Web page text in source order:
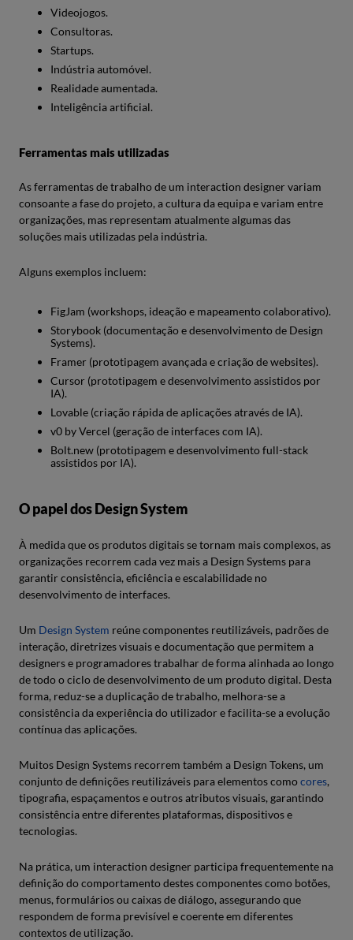
Videojogos.
Consultoras.
Startups.
Indústria automóvel.
Realidade aumentada.
Inteligência artificial.
Ferramentas mais utilizadas
As ferramentas de trabalho de um interaction designer variam
consoante a fase do projeto, a cultura da equipa e variam entre
organizações, mas representam atualmente algumas das
soluções mais utilizadas pela indústria.
Alguns exemplos incluem:
FigJam (workshops, ideação e mapeamento colaborativo).
Storybook (documentação e desenvolvimento de Design
Systems).
Framer (prototipagem avançada e criação de websites).
Cursor (prototipagem e desenvolvimento assistidos por
IA).
Lovable (criação rápida de aplicações através de IA).
v0 by Vercel (geração de interfaces com IA).
Bolt.new (prototipagem e desenvolvimento full-stack
assistidos por IA).
O papel dos Design System
À medida que os produtos digitais se tornam mais complexos, as
organizações recorrem cada vez mais a Design Systems para
garantir consistência, eficiência e escalabilidade no
desenvolvimento de interfaces.
Um Design System reúne componentes reutilizáveis, padrões de
interação, diretrizes visuais e documentação que permitem a
designers e programadores trabalhar de forma alinhada ao longo
de todo o ciclo de desenvolvimento de um produto digital. Desta
forma, reduz-se a duplicação de trabalho, melhora-se a
consistência da experiência do utilizador e facilita-se a evolução
contínua das aplicações.
Muitos Design Systems recorrem também a Design Tokens, um
conjunto de definições reutilizáveis para elementos comocores,
tipografia, espaçamentos e outros atributos visuais, garantindo
consistência entre diferentes plataformas, dispositivos e
tecnologias.
Na prática, um interaction designer participa frequentemente na
definição do comportamento destes componentes como botões,
menus, formulários ou caixas de diálogo, assegurando que
respondem de forma previsível e coerente em diferentes
contextos de utilização.